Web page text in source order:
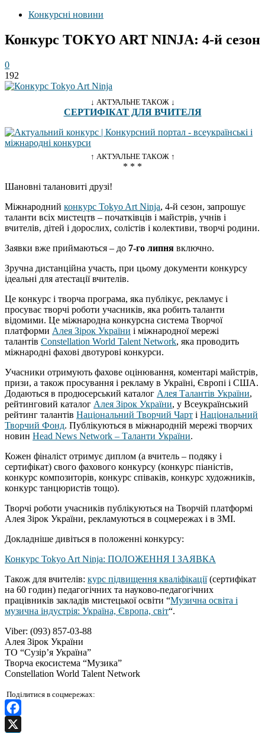
Конкурсні новини
Конкурс TOKYO ART NINJA: 4-й сезон
0
192
↓ АКТУАЛЬНЕ ТАКОЖ ↓
СЕРТИФІКАТ ДЛЯ ВЧИТЕЛЯ
↑ АКТУАЛЬНЕ ТАКОЖ ↑
* * *
Шановні талановиті друзі!
Міжнародний конкурс Tokyo Art Ninja, 4-й сезон, запрошує
таланти всіх мистецтв – початківців і майстрів, учнів і
вчителів, дітей і дорослих, солістів і колективи, творчі родини.
Заявки вже приймаються – до 7-го липня включно.
Зручна дистанційна участь, при цьому документи конкурсу
ідеальні для атестації вчителів.
Це конкурс і творча програма, яка публікує, рекламує і
просуває творчі роботи учасників, яка робить таланти
відомими. Це міжнародна конкурсна система Творчої
платформи Алея Зірок України і міжнародної мережі
талантів Constellation World Talent Network, яка проводить
міжнародні фахові двотурові конкурси.
Учасники отримують фахове оцінювання, коментарі майстрів,
призи, а також просування і рекламу в Україні, Європі і США.
Додаються в продюсерський каталог Алея Талантів України,
рейтинговий каталог Алея Зірок України, у Всеукраїнський
рейтинг талантів Національний Творчий Чарт і Національний
Творчий Фонд. Публікуються в міжнародній мережі творчих
новин Head News Network – Таланти України.
Кожен фіналіст отримує диплом (а вчитель – подяку і
сертифікат) свого фахового конкурсу (конкурс піаністів,
конкурс композиторів, конкурс співаків, конкурс художників,
конкурс танцюристів тощо).
Творчі роботи учасників публікуються на Творчій платформі
Алея Зірок України, рекламуються в соцмережах і в ЗМІ.
Докладніше дивіться в положенні конкурсу:
Конкурс Tokyo Art Ninja: ПОЛОЖЕННЯ І ЗАЯВКА
Також для вчителів: курс підвищення кваліфікації(сертифікат
на 60 годин) педагогічних та науково-педагогічних
працівників закладів мистецької освіти “Музична освіта і
музична індустрія: Україна, Європа, світ“.
Viber: (093) 857-03-88
Алея Зірок України
ТО “Сузір’я Україна”
Творча екосистема “Музика”
Constellation World Talent Network
Поділитися в соцмережах:
Facebook